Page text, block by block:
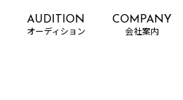
AUDITION COMPANY